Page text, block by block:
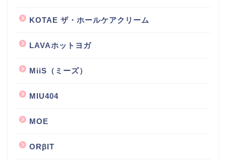
KOTAE ザ・ホールケアクリーム
LAVAホットヨガ
MiiS（ミーズ）
MIU404
MOE
ORβIT